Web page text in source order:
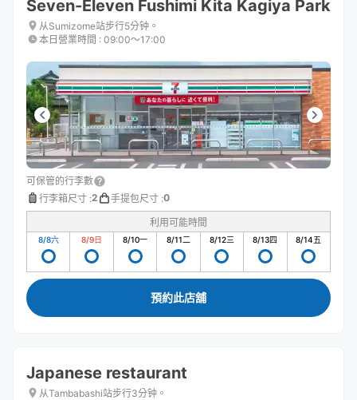
keyboard
shortcuts
for
changing
dates.
keyboard
shortcuts
for
changing
dates.
Seven-Eleven Fushimi Kita Kagiya Park
从Sumizome站步行5分钟。
本日營業時間 : 09:00〜17:00
可保管的行李數
行李箱尺寸 :2 手提包尺寸 :0
利用可能時間
8/8六 8/9日 8/10一 8/11二 8/12三 8/13四 8/14五
預約此店舖
Japanese restaurant
从Tambabashi站步行3分钟。